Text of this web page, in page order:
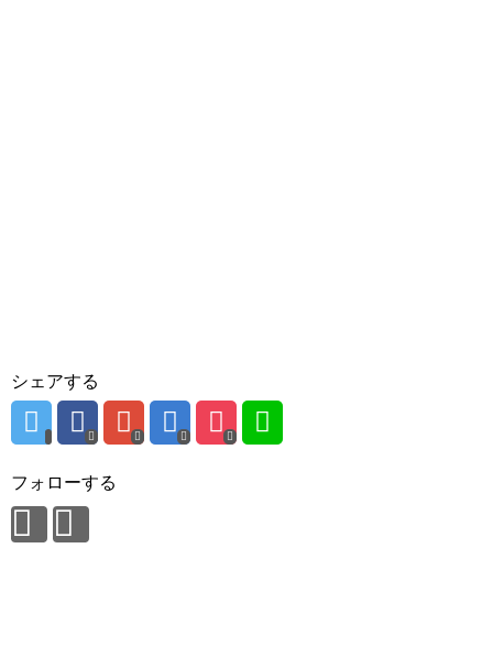
シェアする
フォローする